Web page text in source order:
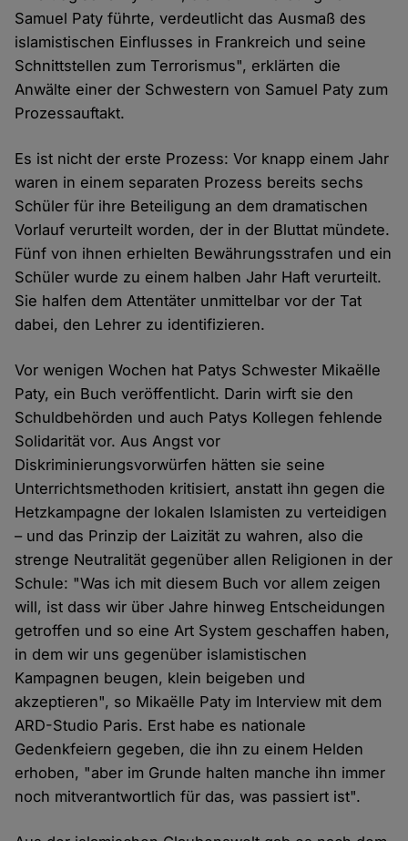
Samuel Paty führte, verdeutlicht das Ausmaß des
islamistischen Einflusses in Frankreich und seine
Schnittstellen zum Terrorismus", erklärten die
Anwälte einer der Schwestern von Samuel Paty zum
Prozessauftakt.
Es ist nicht der erste Prozess: Vor knapp einem Jahr
waren in einem separaten Prozess bereits sechs
Schüler für ihre Beteiligung an dem dramatischen
Vorlauf verurteilt worden, der in der Bluttat mündete.
Fünf von ihnen erhielten Bewährungsstrafen und ein
Schüler wurde zu einem halben Jahr Haft verurteilt.
Sie halfen dem Attentäter unmittelbar vor der Tat
dabei, den Lehrer zu identifizieren.
Vor wenigen Wochen hat Patys Schwester Mikaëlle
Paty, ein Buch veröffentlicht. Darin wirft sie den
Schuldbehörden und auch Patys Kollegen fehlende
Solidarität vor. Aus Angst vor
Diskriminierungsvorwürfen hätten sie seine
Unterrichtsmethoden kritisiert, anstatt ihn gegen die
Hetzkampagne der lokalen Islamisten zu verteidigen
– und das Prinzip der Laizität zu wahren, also die
strenge Neutralität gegenüber allen Religionen in der
Schule: "Was ich mit diesem Buch vor allem zeigen
will, ist dass wir über Jahre hinweg Entscheidungen
getroffen und so eine Art System geschaffen haben,
in dem wir uns gegenüber islamistischen
Kampagnen beugen, klein beigeben und
akzeptieren", so Mikaëlle Paty im Interview mit dem
ARD-Studio Paris. Erst habe es nationale
Gedenkfeiern gegeben, die ihn zu einem Helden
erhoben, "aber im Grunde halten manche ihn immer
noch mitverantwortlich für das, was passiert ist".